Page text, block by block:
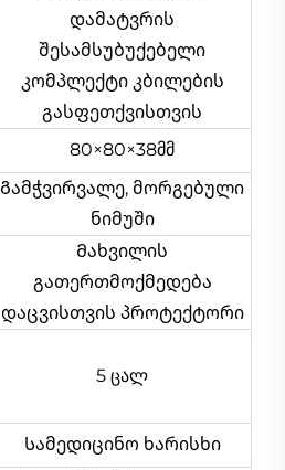
დამატვრის
შესამსუბუქებელი
კომპლექტი კბილების
გასფეთქვისთვის
80×80×38მმ
Გამჭვირვალე, მორგებული
ნიმუში
Მახვილის
გათერთმოქმედება
დაცვისთვის პროტექტორი
5 ცალ
Სამედიცინო ხარისხი